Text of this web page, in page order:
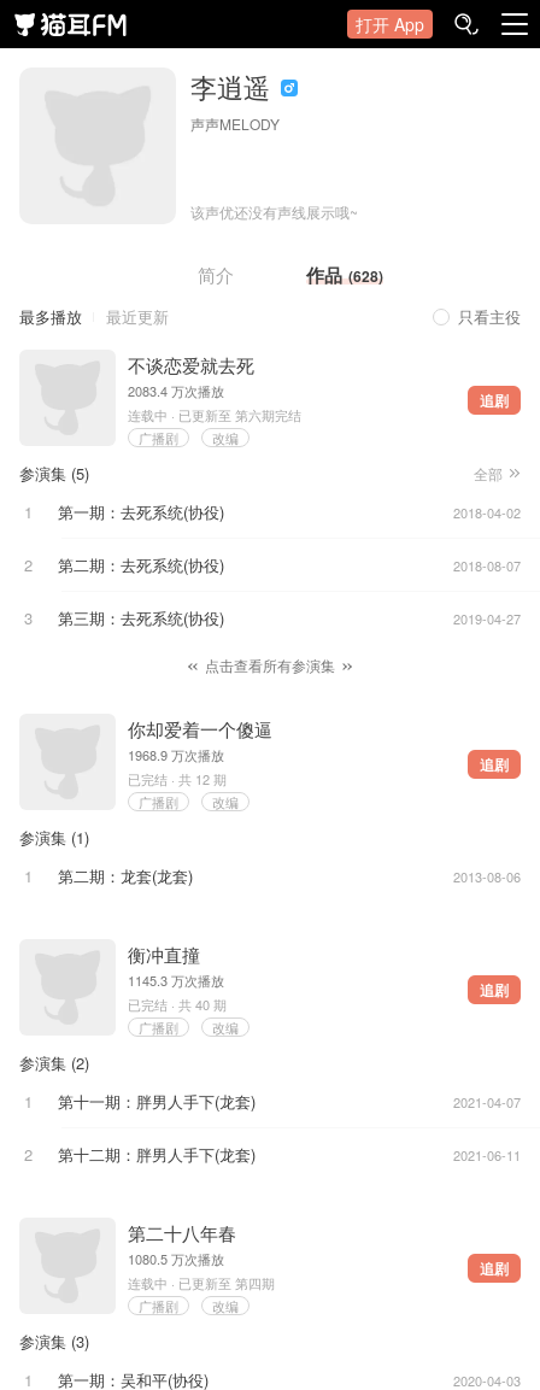
打开 App
李逍遥
声声MELODY
该声优还没有声线展示哦~
简介 作品 (628)
最多播放 最近更新 只看主役
不谈恋爱就去死
2083.4 万次播放
连载中 · 已更新至 第六期完结
广播剧
改编
追剧
参演集 (5) 全部
1 第一期 ：去死系统(协役) 2018-04-02
2 第二期 ：去死系统(协役) 2018-08-07
3 第三期 ：去死系统(协役) 2019-04-27
点击查看所有参演集
你却爱着一个傻逼
1968.9 万次播放
已完结 · 共 12 期
广播剧
改编
追剧
参演集 (1)
1
第二期 ：龙套(龙套) 2013-08-06
衡冲直撞
1145.3 万次播放
已完结 · 共 40 期
广播剧
改编
追剧
参演集 (2)
1
第十一期 ：胖男人手下(龙套) 2021-04-07
2 第十二期 ：胖男人手下(龙套) 2021-06-11
第二十八年春
1080.5 万次播放
连载中 · 已更新至 第四期
广播剧
改编
追剧
参演集 (3)
1
第一期 ：吴和平(协役) 2020-04-03